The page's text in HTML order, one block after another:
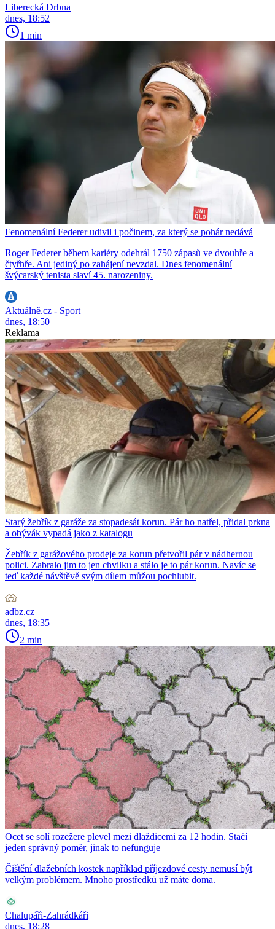
Liberecká Drbna
dnes, 18:52
1 min
Fenomenální Federer udivil i počinem, za který se pohár nedává
Roger Federer během kariéry odehrál 1750 zápasů ve dvouhře a
čtyřhře. Ani jediný po zahájení nevzdal. Dnes fenomenální
švýcarský tenista slaví 45. narozeniny.
Aktuálně.cz - Sport
dnes, 18:50
Reklama
Starý žebřík z garáže za stopadesát korun. Pár ho natřel, přidal prkna
a obývák vypadá jako z katalogu
Žebřík z garážového prodeje za korun přetvořil pár v nádhernou
polici. Zabralo jim to jen chvilku a stálo je to pár korun. Navíc se
teď každé návštěvě svým dílem můžou pochlubit.
adbz.cz
dnes, 18:35
2 min
Ocet se solí rozežere plevel mezi dlaždicemi za 12 hodin. Stačí
jeden správný poměr, jinak to nefunguje
Čištění dlažebních kostek například příjezdové cesty nemusí být
velkým problémem. Mnoho prostředků už máte doma.
Chalupáři-Zahrádkáři
dnes, 18:28